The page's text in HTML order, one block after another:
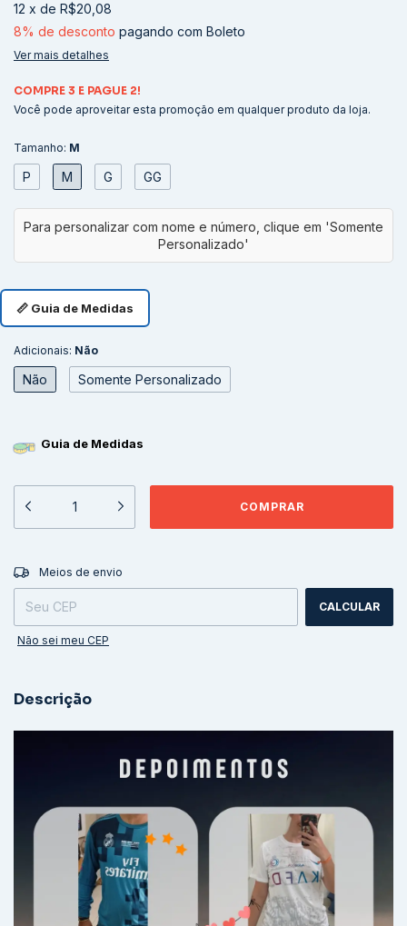
12 x de R$20,08
8% de desconto pagando com Boleto
Ver mais detalhes
COMPRE 3 E PAGUE 2!
Você pode aproveitar esta promoção em qualquer produto da loja.
Tamanho: M
P M G GG
📏 Guia de Medidas
Adicionais: Não
Não Somente Personalizado
Guia de Medidas
Entregas para o CEP:
Meios de envio
CALCULAR
Não sei meu CEP
Descrição